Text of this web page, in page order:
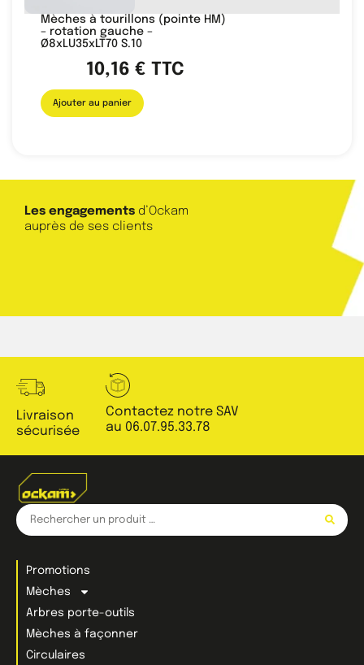
Mèches à tourillons (pointe HM)
– rotation gauche –
Ø8xLU35xLT70 S.10
10,16 € TTC
Ajouter au panier
Les engagements d’Ockam
auprès de ses clients
Livraison
sécurisée
Contactez notre SAV
au 06.07.95.33.78
Promotions
Mèches
Arbres porte-outils
Mèches à façonner
Circulaires